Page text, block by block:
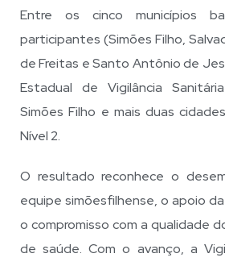
Entre os cinco municípios
participantes (Simões Filho,
de Freitas e Santo Antônio de
Estadual de Vigilância
Simões Filho e mais duas
Nível 2.
O resultado reconhece o
equipe simõesfilhense, o apoio
o compromisso com a qualidade
de saúde. Com o avanço, a